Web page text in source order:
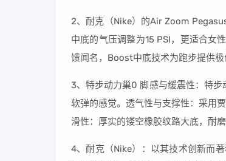
2、耐克（Nike）的Air Zoom
中底的气压调整为15 PSI，更适合女
馈闻名，Boost中底技术为跑步提供极
3、特步动力巢0 脚感与缓震性：特
软弹的感觉。透气性与支撑性：采用
滑性：厚实的镂空橡胶纹路大底，耐
4、耐克（Nike）：以其技术创新而